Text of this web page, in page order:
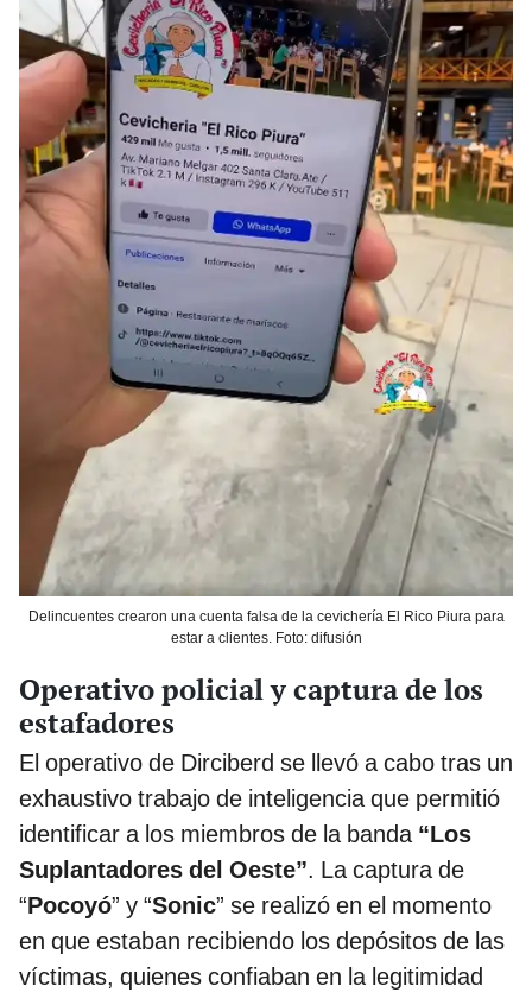
Delincuentes crearon una cuenta falsa de la cevichería El Rico Piura para
estar a clientes. Foto: difusión
Operativo policial y captura de los
estafadores
El operativo de Dirciberd se llevó a cabo tras un
exhaustivo trabajo de inteligencia que permitió
identificar a los miembros de la banda“Los
Suplantadores del Oeste”. La captura de
“Pocoyó” y “Sonic” se realizó en el momento
en que estaban recibiendo los depósitos de las
víctimas, quienes confiaban en la legitimidad